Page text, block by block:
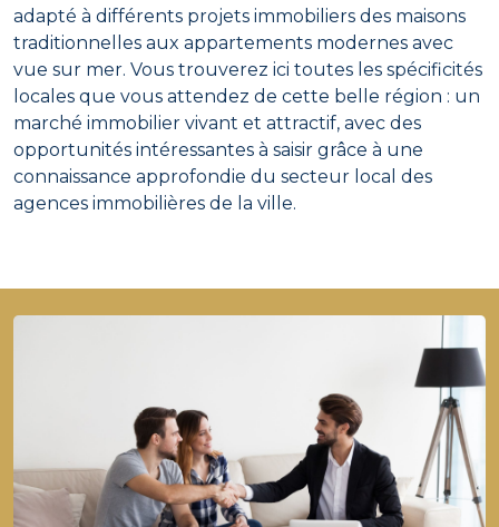
adapté à différents projets immobiliers des maisons
traditionnelles aux appartements modernes avec
vue sur mer. Vous trouverez ici toutes les spécificités
locales que vous attendez de cette belle région : un
marché immobilier vivant et attractif, avec des
opportunités intéressantes à saisir grâce à une
connaissance approfondie du secteur local des
agences immobilières de la ville.